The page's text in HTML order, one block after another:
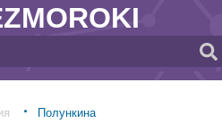
Полункина